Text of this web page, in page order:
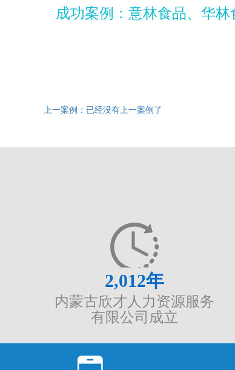
成功案例：意林食品、华林
上一案例：已经没有上一案例了
2,012年
内蒙古欣才人力资源服务
有限公司成立